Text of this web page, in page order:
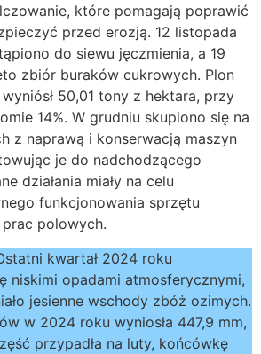
które pomagają poprawić
przed erozją. 12 listopada
do siewu jęczmienia, a 19
zbiór buraków cukrowych. Plon
50,01 tony z hektara, przy
14%. W grudniu skupiono się na
z naprawą i konserwacją maszyn
je do nadchodzącego
działania miały na celu
funkcjonowania sprzętu
polowych.
kwartał 2024 roku
niskimi opadami atmosferycznymi,
jesienne wschody zbóż ozimych.
w 2024 roku wyniosła 447,9 mm,
przypadła na luty, końcówkę